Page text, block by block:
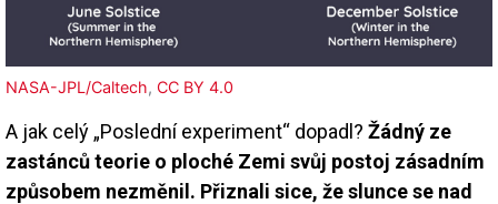
NASA-JPL/Caltech, CC BY 4.0
A jak celý „Poslední experiment“ dopadl? Žádný ze
zastánců teorie o ploché Zemi svůj postoj zásadním
způsobem nezměnil. Přiznali sice, že slunce se nad